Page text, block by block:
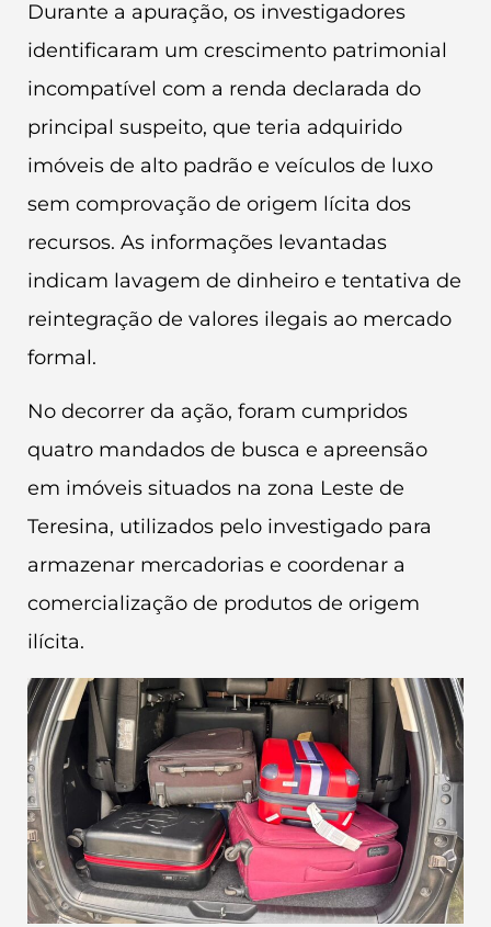
Durante a apuração, os investigadores
identificaram um crescimento patrimonial
incompatível com a renda declarada do
principal suspeito, que teria adquirido
imóveis de alto padrão e veículos de luxo
sem comprovação de origem lícita dos
recursos. As informações levantadas
indicam lavagem de dinheiro e tentativa de
reintegração de valores ilegais ao mercado
formal.
No decorrer da ação, foram cumpridos
quatro mandados de busca e apreensão
em imóveis situados na zona Leste de
Teresina, utilizados pelo investigado para
armazenar mercadorias e coordenar a
comercialização de produtos de origem
ilícita.